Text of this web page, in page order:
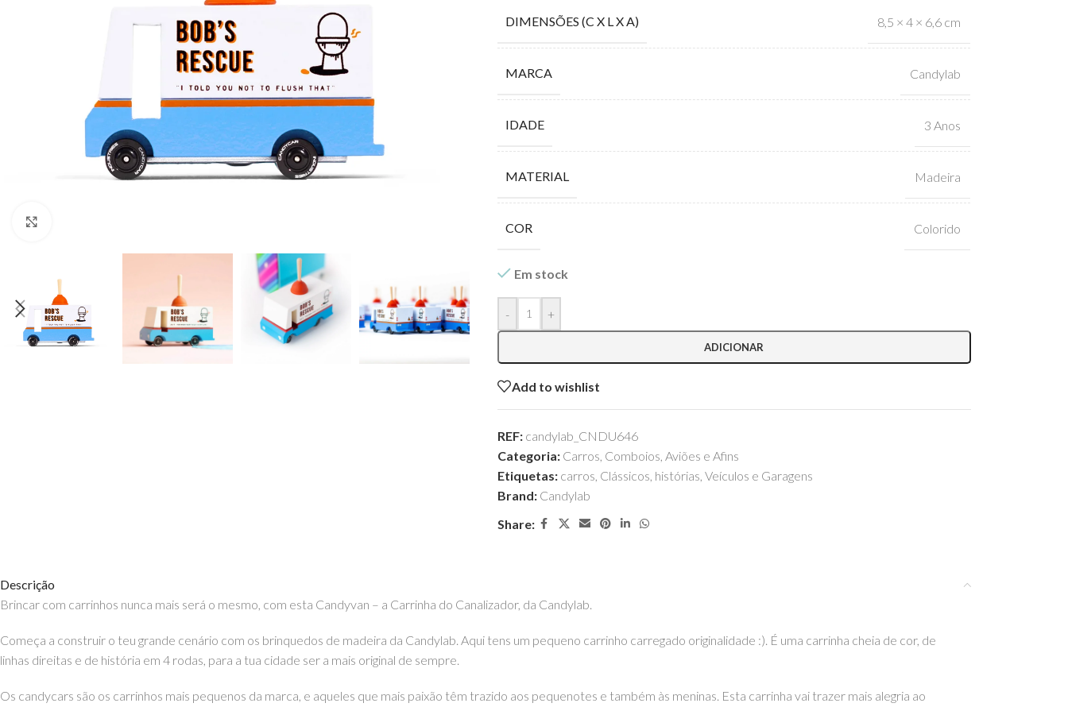
DIMENSÕES (C X L X A) 8,5 × 4 × 6,6 cm
MARCA Candylab
IDADE 3 Anos
MATERIAL Madeira
COR Colorido
Em stock
- +
ADICIONAR
Add to wishlist
REF: candylab_CNDU646
Categoria: Carros, Comboios, Aviões e Afins
Etiquetas: carros, Clássicos, histórias, Veículos e Garagens
Brand: Candylab
Share:
Descrição
Brincar com carrinhos nunca mais será o mesmo, com esta Candyvan – a Carrinha do Canalizador, da Candylab.
Começa a construir o teu grande cenário com os brinquedos de madeira da Candylab. Aqui tens um pequeno carrinho carregado originalidade :). É uma carrinha cheia de cor, de
linhas direitas e de história em 4 rodas, para a tua cidade ser a mais original de sempre.
Os candycars são os carrinhos mais pequenos da marca, e aqueles que mais paixão têm trazido aos pequenotes e também às meninas. Esta carrinha vai trazer mais alegria ao